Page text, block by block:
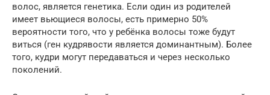
волос, является генетика. Если один из родителей
имеет вьющиеся волосы, есть примерно 50%
вероятности того, что у ребёнка волосы тоже будут
виться (ген кудрявости является доминантным). Более
того, кудри могут передаваться и через несколько
поколений.